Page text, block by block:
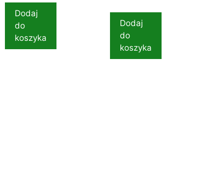
Dodaj
do
koszyka
Dodaj
do
koszyka